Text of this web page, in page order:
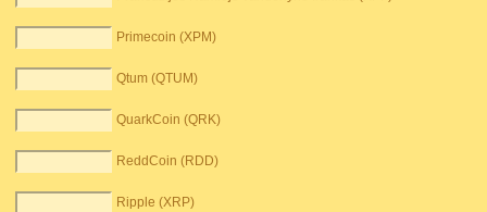
Primecoin (XPM)
Qtum (QTUM)
QuarkCoin (QRK)
ReddCoin (RDD)
Ripple (XRP)